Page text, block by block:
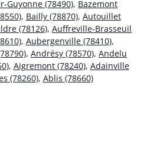
Guyonne (78490), Bazemont
, Bailly (78870), Autouillet
(78126), Auffreville-Brasseuil
, Aubergenville (78410),
, Andrésy (78570), Andelu
, Aigremont (78240), Adainville
(78260), Ablis (78660)